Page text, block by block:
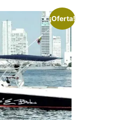
¡Oferta!